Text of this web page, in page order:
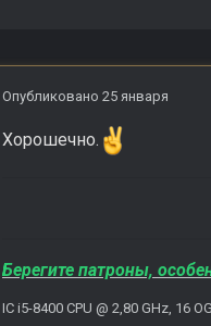
Опубликовано 25 января
Хорошечно.
Берегите патроны,
IC i5-8400 CPU @ 2,80 GHz, 16